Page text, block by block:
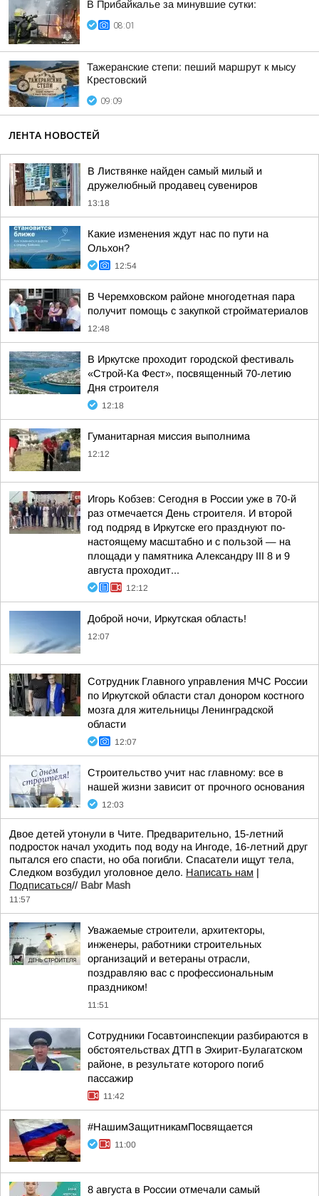
В Прибайкалье за минувшие сутки:
08:01
Тажеранские степи: пеший маршрут к мысу
Крестовский
09:09
ЛЕНТА НОВОСТЕЙ
В Листвянке найден самый милый и
дружелюбный продавец сувениров
13:18
Какие изменения ждут нас по пути на
Ольхон?
12:54
В Черемховском районе многодетная пара
получит помощь с закупкой стройматериалов
12:48
В Иркутске проходит городской фестиваль
«Строй-Ка Фест», посвященный 70-летию
Дня строителя
12:18
Гуманитарная миссия выполнима
12:12
Игорь Кобзев: Сегодня в России уже в 70-й
раз отмечается День строителя. И второй
год подряд в Иркутске его празднуют по-
настоящему масштабно и с пользой — на
площади у памятника Александру III 8 и 9
августа проходит...
12:12
Доброй ночи, Иркутская область!
12:07
Сотрудник Главного управления МЧС России
по Иркутской области стал донором костного
мозга для жительницы Ленинградской
области
12:07
Строительство учит нас главному: все в
нашей жизни зависит от прочного основания
12:03
Двое детей утонули в Чите. Предварительно, 15-летний
подросток начал уходить под воду на Ингоде, 16-летний друг
пытался его спасти, но оба погибли. Спасатели ищут тела,
Следком возбудил уголовное дело. Написать нам |
Подписаться// Babr Mash
11:57
Уважаемые строители, архитекторы,
инженеры, работники строительных
организаций и ветераны отрасли,
поздравляю вас с профессиональным
праздником!
11:51
Сотрудники Госавтоинспекции разбираются в
обстоятельствах ДТП в Эхирит-Булагатском
районе, в результате которого погиб
пассажир
11:42
#НашимЗащитникамПосвящается
11:00
8 августа в России отмечали самый